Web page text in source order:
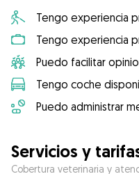
Tengo experiencia
Tengo experiencia
Puedo facilitar
Tengo coche
Puedo administrar
Servicios y
Cobertura veterinaria y